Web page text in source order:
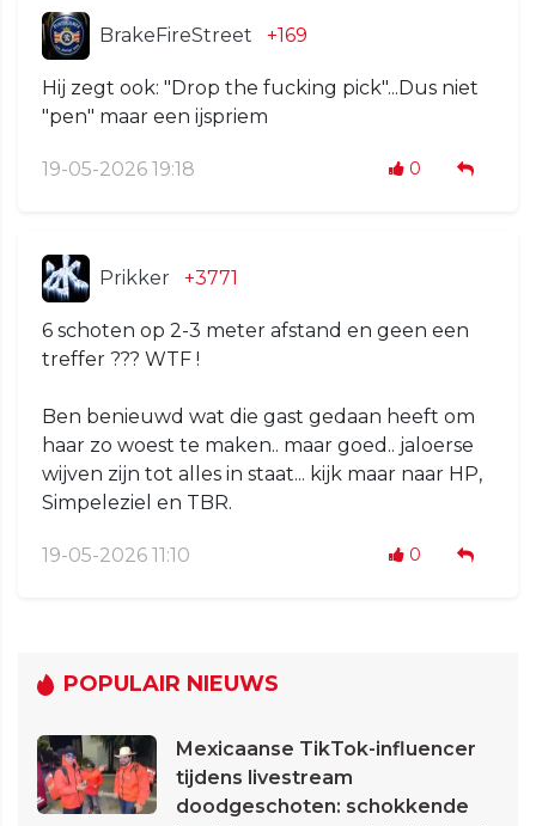
BrakeFireStreet +169
Hij zegt ook: "Drop the fucking pick"...Dus niet
"pen" maar een ijspriem
19-05-2026 19:18 0
Prikker +3771
6 schoten op 2-3 meter afstand en geen een
treffer ??? WTF !
Ben benieuwd wat die gast gedaan heeft om
haar zo woest te maken.. maar goed.. jaloerse
wijven zijn tot alles in staat... kijk maar naar HP,
Simpeleziel en TBR.
19-05-2026 11:10 0
POPULAIR NIEUWS
Mexicaanse TikTok-influencer
tijdens livestream
doodgeschoten: schokkende